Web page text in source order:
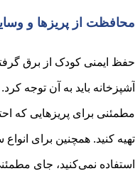
محافظت از پریزها و
حفظ ایمنی کودک از برق
آشپزخانه باید به آن توجه
مطمئنی برای پریزهایی که
تهیه کنید. همچنین برای
استفاده نمی‌کنید، جای